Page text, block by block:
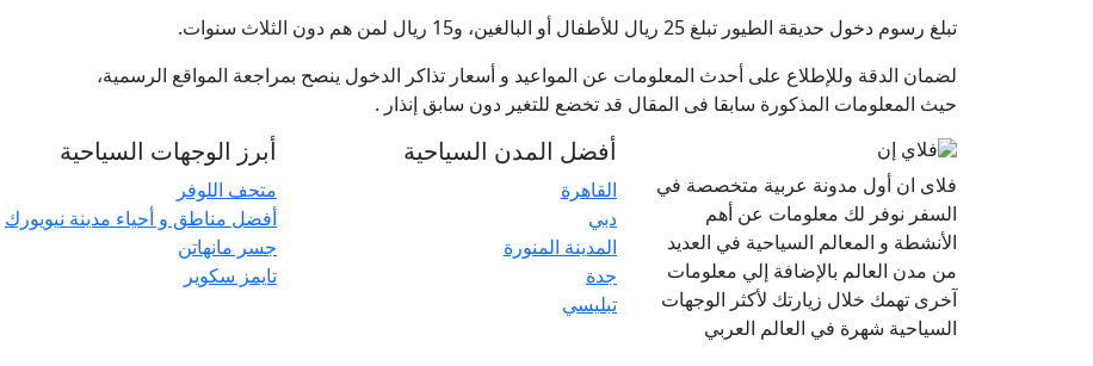
تبلغ رسوم دخول حديقة الطيور تبلغ 25 ريال للأطفال أو البالغين، و15 ريال لمن هم دون الثلاث سنوات.
لضمان الدقة وللإطلاع على أحدث المعلومات عن المواعيد و أسعار تذاكر الدخول ينصح بمراجعة المواقع الرسمية،
حيث المعلومات المذكورة سابقا فى المقال قد تخضع للتغير دون سابق إنذار .
فلاى ان أول مدونة عربية متخصصة في
السفر نوفر لك معلومات عن أهم
الأنشطة و المعالم السياحية في العديد
من مدن العالم بالإضافة إلي معلومات
آخرى تهمك خلال زيارتك لأكثر الوجهات
السياحية شهرة في العالم العربي
أفضل المدن السياحية
القاهرة
دبي
المدينة المنورة
جدة
تبليسي
أبرز الوجهات السياحية
متحف اللوفر
أفضل مناطق و أحياء مدينة نيويورك
جسر مانهاتن
تايمز سكوير